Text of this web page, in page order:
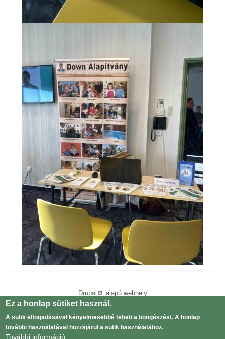
Drupal alapú webhely
Lábléc
menü
Adatvédelmi tájékoztató
User
Bejelentkezés
Ez a honlap sütiket használ.
A sütik elfogadásával kényelmesebbé teheti a böngészést. A honlap
további használatával hozzájárul a sütik használatához.
További információ